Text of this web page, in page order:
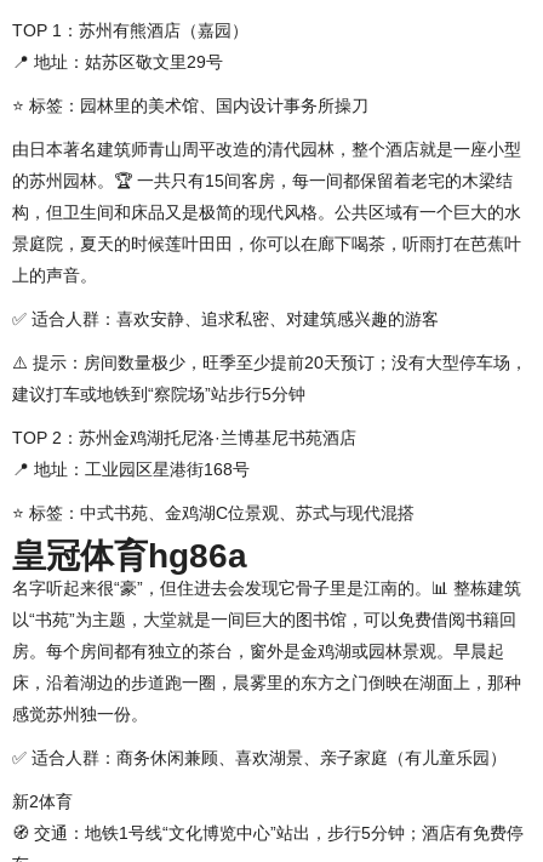
TOP 1：苏州有熊酒店（嘉园）
📍 地址：姑苏区敬文里29号
⭐ 标签：园林里的美术馆、国内设计事务所操刀
由日本著名建筑师青山周平改造的清代园林，整个酒店就是一座小型
的苏州园林。🏆 一共只有15间客房，每一间都保留着老宅的木梁结
构，但卫生间和床品又是极简的现代风格。公共区域有一个巨大的水
景庭院，夏天的时候莲叶田田，你可以在廊下喝茶，听雨打在芭蕉叶
上的声音。
✅ 适合人群：喜欢安静、追求私密、对建筑感兴趣的游客
⚠️ 提示：房间数量极少，旺季至少提前20天预订；没有大型停车场，
建议打车或地铁到“察院场”站步行5分钟
TOP 2：苏州金鸡湖托尼洛·兰博基尼书苑酒店
📍 地址：工业园区星港街168号
⭐ 标签：中式书苑、金鸡湖C位景观、苏式与现代混搭
皇冠体育hg86a
名字听起来很“豪”，但住进去会发现它骨子里是江南的。📊 整栋建筑
以“书苑”为主题，大堂就是一间巨大的图书馆，可以免费借阅书籍回
房。每个房间都有独立的茶台，窗外是金鸡湖或园林景观。早晨起
床，沿着湖边的步道跑一圈，晨雾里的东方之门倒映在湖面上，那种
感觉苏州独一份。
✅ 适合人群：商务休闲兼顾、喜欢湖景、亲子家庭（有儿童乐园）
新2体育
🧭 交通：地铁1号线“文化博览中心”站出，步行5分钟；酒店有免费停